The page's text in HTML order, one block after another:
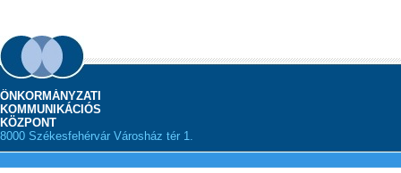
ÖNKORMÁNYZATI
KOMMUNIKÁCIÓS
KÖZPONT
8000 Székesfehérvár Városház tér 1.